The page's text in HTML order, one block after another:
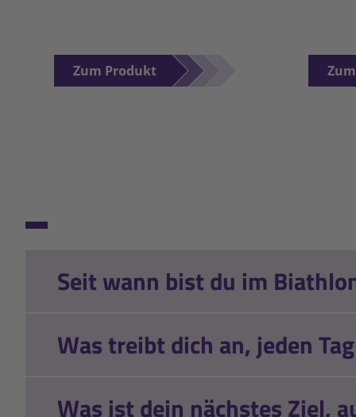
Zum Produkt
Seit wann bist du im
Was treibt dich an, jeden
Was ist dein nächstes Ziel,